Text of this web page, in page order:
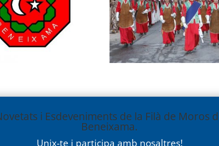
i Esdeveniments de la Filà de Moros
Beneixama.
Unix-te i participa amb nosaltres!